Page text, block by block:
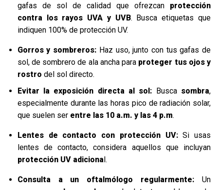
gafas de sol de calidad que ofrezcan protección
contra los rayos UVA y UVB. Busca etiquetas que
indiquen 100% de protección UV.
Gorros y sombreros: Haz uso, junto con tus gafas de
sol, de sombrero de ala ancha para proteger tus ojos y
rostro del sol directo.
Evitar la exposición directa al sol: Busca sombra,
especialmente durante las horas pico de radiación solar,
que suelen ser entre las 10 a.m. y las 4 p.m.
Lentes de contacto con protección UV:Si usas
lentes de contacto, considera aquellos que incluyan
protección UV adicional.
Consulta a un oftalmólogo regularmente: Un